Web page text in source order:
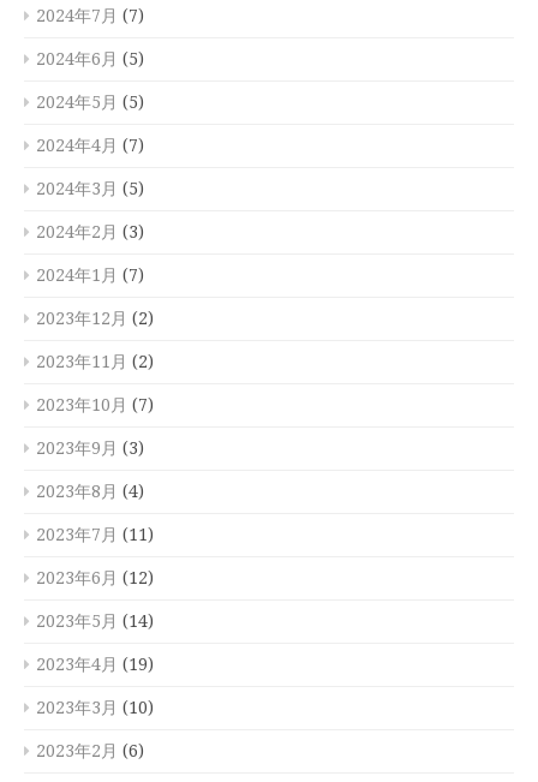
2024年7月 (7)
2024年6月 (5)
2024年5月 (5)
2024年4月 (7)
2024年3月 (5)
2024年2月 (3)
2024年1月 (7)
2023年12月 (2)
2023年11月 (2)
2023年10月 (7)
2023年9月 (3)
2023年8月 (4)
2023年7月 (11)
2023年6月 (12)
2023年5月 (14)
2023年4月 (19)
2023年3月 (10)
2023年2月 (6)